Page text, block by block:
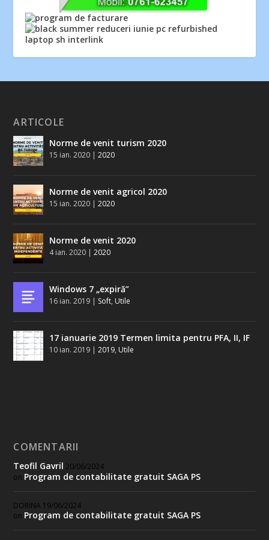
ARTICOLE
Norme de venit turism 2020
15 ian. 2020 |2020
Norme de venit agricol 2020
15 ian. 2020 |2020
Norme de venit 2020
4 ian. 2020 |2020
Windows 7 „expiră”
16 ian. 2019 | Soft, Utile
17 ianuarie 2019 Termen limita pentru PFA, II, IF
10 ian. 2019 |2019, Utile
COMENTARII
Teofil Gavril 20/06/2024
on Program de contabilitate gratuit SAGA PS
DORINA 19/06/2024
on Program de contabilitate gratuit SAGA PS